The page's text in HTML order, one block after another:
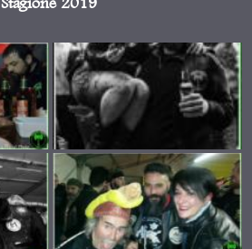
Stagione 2019